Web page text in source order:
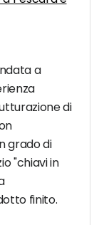
a
di
grado di
"chiavi in
finito.